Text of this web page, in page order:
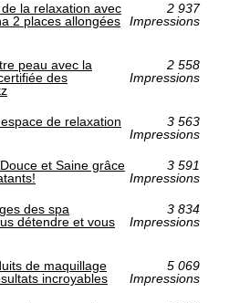
la relaxation avec
2 places allongées
2 937
Impressions
peau avec la
des
2 558
Impressions
de relaxation
3 563
Impressions
et Saine grâce
3 591
Impressions
des spa
détendre et vous
3 834
Impressions
de maquillage
incroyables
5 069
Impressions